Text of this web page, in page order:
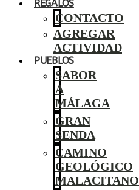
REGALOS
CONTACTO
AGREGAR
ACTIVIDAD
PUEBLOS
SABOR
A
MÁLAGA
GRAN
SENDA
CAMINO
GEOLÓGICO
MALACITANO